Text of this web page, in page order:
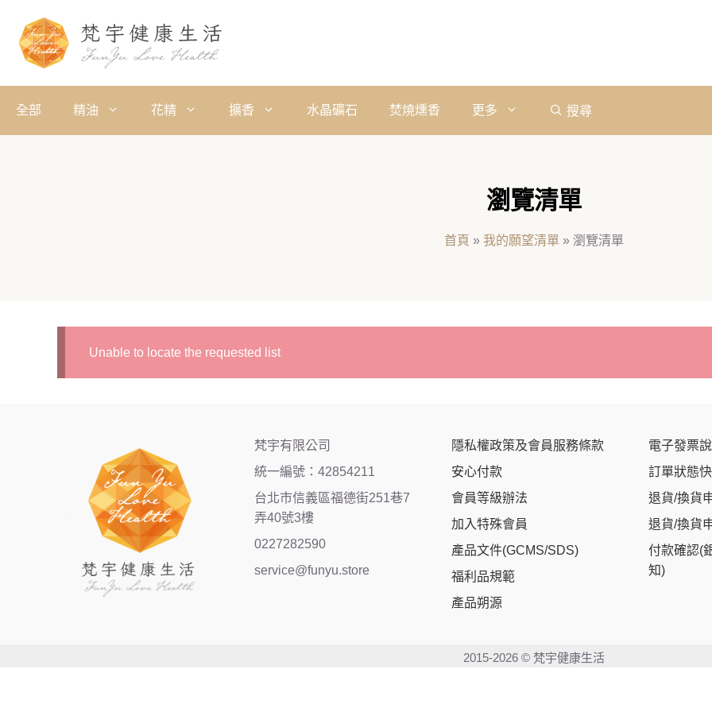
全部 精油 花精 擴香 水晶礦石 焚燒燻香 更多 搜尋
瀏覽清單
首頁 » 我的願望清單 » 瀏覽清單
Unable to locate the requested list
梵宇有限公司
統一編號：42854211
台北市信義區福德街251巷7
弄40號3樓
0227282590
service@funyu.store
隱私權政策及會員服務條款
安心付款
會員等級辦法
加入特殊會員
產品文件(GCMS/SDS)
福利品規範
產品朔源
電子發票
訂單狀態
退貨/換貨
退貨/換貨
付款確認(
知)
2015-2026 © 梵宇健康生活